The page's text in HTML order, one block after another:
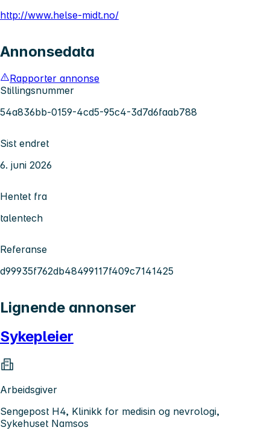
http://www.helse-midt.no/
Annonsedata
Rapporter annonse
Stillingsnummer
54a836bb-0159-4cd5-95c4-3d7d6faab788
Sist endret
6. juni 2026
Hentet fra
talentech
Referanse
d99935f762db48499117f409c7141425
Lignende annonser
Sykepleier
Arbeidsgiver
Sengepost H4, Klinikk for medisin og nevrologi,
Sykehuset Namsos